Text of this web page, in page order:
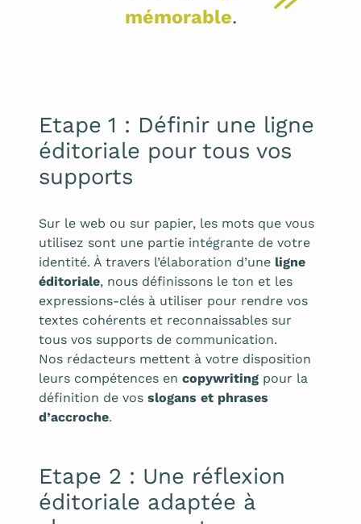
mémorable.
Etape 1 : Définir une ligne
éditoriale pour tous vos
supports
Sur le web ou sur papier, les mots que vous
utilisez sont une partie intégrante de votre
identité. À travers l’élaboration d’une ligne
éditoriale, nous définissons le ton et les
expressions-clés à utiliser pour rendre vos
textes cohérents et reconnaissables sur
tous vos supports de communication.
Nos rédacteurs mettent à votre disposition
leurs compétences en copywriting pour la
définition de vos slogans et phrases
d’accroche.
Etape 2 : Une réflexion
éditoriale adaptée à